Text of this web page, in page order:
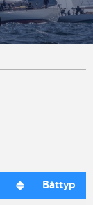
Båttyp